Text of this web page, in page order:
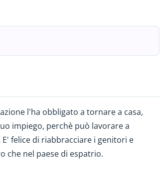
l'ha obbligato a tornare a casa,
impiego, perchè può lavorare a
felice di riabbracciare i genitori e
che nel paese di espatrio.